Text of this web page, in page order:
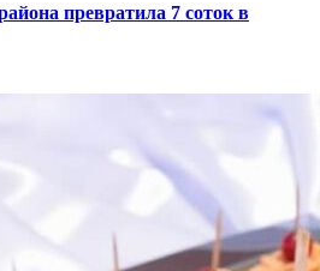
превратила 7 соток в